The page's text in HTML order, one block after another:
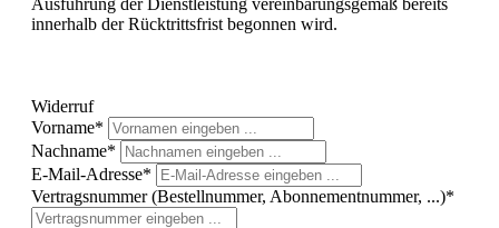
Ausführung der Dienstleistung vereinbarungsgemäß bereits
innerhalb der Rücktrittsfrist begonnen wird.
Widerruf
Vorname*
Nachname*
E-Mail-Adresse*
Vertragsnummer (Bestellnummer, Abonnementnummer, ...)*